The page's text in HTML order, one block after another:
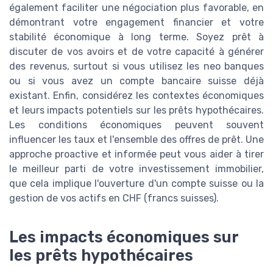
également faciliter une négociation plus favorable, en
démontrant votre engagement financier et votre
stabilité économique à long terme. Soyez prêt à
discuter de vos avoirs et de votre capacité à générer
des revenus, surtout si vous utilisez les neo banques
ou si vous avez un compte bancaire suisse déjà
existant. Enfin, considérez les contextes économiques
et leurs impacts potentiels sur les prêts hypothécaires.
Les conditions économiques peuvent souvent
influencer les taux et l'ensemble des offres de prêt. Une
approche proactive et informée peut vous aider à tirer
le meilleur parti de votre investissement immobilier,
que cela implique l'ouverture d'un compte suisse ou la
gestion de vos actifs en CHF (francs suisses).
Les impacts économiques sur
les prêts hypothécaires